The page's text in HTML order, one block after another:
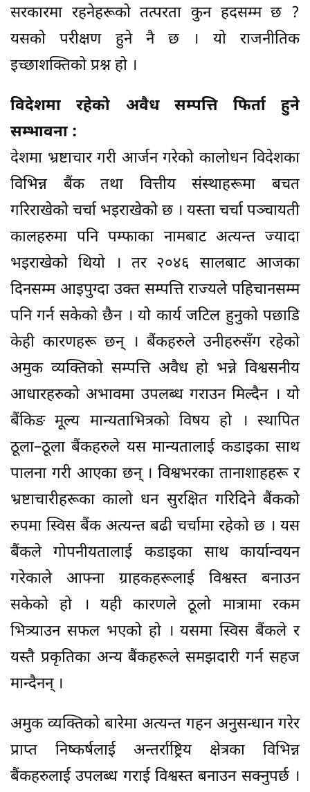
सरकारमा रहनेहरूको तत्परता कुन हदसम्म छ ?
यसको परीक्षण हुने नै छ । यो राजनीतिक
इच्छाशक्तिको प्रश्न हो ।
विदेशमा रहेको अवैध सम्पत्ति फिर्ता हुने
सम्भावना :
देशमा भ्रष्टाचार गरी आर्जन गरेको कालोधन विदेशका
विभिन्न बैंक तथा वित्तीय संस्थाहरूमा बचत
गरिराखेको चर्चा भइराखेको छ । यस्ता चर्चा पञ्चायती
कालहरुमा पनि पम्फाका नामबाट अत्यन्त ज्यादा
भइराखेको थियो । तर २०४६ सालबाट आजका
दिनसम्म आइपुग्दा उक्त सम्पत्ति राज्यले पहिचानसम्म
पनि गर्न सकेको छैन । यो कार्य जटिल हुनुको पछाडि
केही कारणहरू छन् । बैंकहरुले उनीहरुसँग रहेको
अमुक व्यक्तिको सम्पत्ति अवैध हो भन्ने विश्वसनीय
आधारहरुको अभावमा उपलब्ध गराउन मिल्दैन । यो
बैंकिङ मूल्य मान्यताभित्रको विषय हो । स्थापित
ठूला–ठूला बैंकहरुले यस मान्यतालाई कडाइका साथ
पालना गरी आएका छन् । विश्वभरका तानाशाहहरू र
भ्रष्टाचारीहरूका कालो धन सुरक्षित गरिदिने बैंकको
रुपमा स्विस बैंक अत्यन्त बढी चर्चामा रहेको छ । यस
बैंकले गोपनीयतालाई कडाइका साथ कार्यान्वयन
गरेकाले आफ्ना ग्राहकहरूलाई विश्वस्त बनाउन
सकेको हो । यही कारणले ठूलो मात्रामा रकम
भित्र्याउन सफल भएको हो । यसमा स्विस बैंकले र
यस्तै प्रकृतिका अन्य बैंकहरूले समझदारी गर्न सहज
मान्दैनन् ।
अमुक व्यक्तिको बारेमा अत्यन्त गहन अनुसन्धान गरेर
प्राप्त निष्कर्षलाई अन्तर्राष्ट्रिय क्षेत्रका विभिन्न
बैंकहरुलाई उपलब्ध गराई विश्वस्त बनाउन सक्नुपर्छ ।